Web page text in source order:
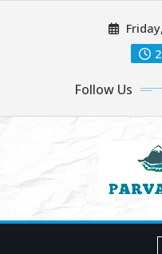
Follow Us